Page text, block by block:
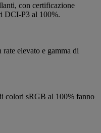
con certificazione
DCI-P3 al 100%.
elevato e gamma di
colori sRGB al 100% fanno